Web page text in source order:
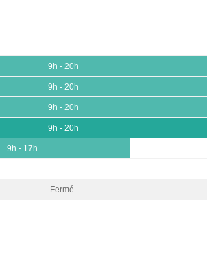
9h - 20h
9h - 20h
9h - 20h
9h - 20h
9h - 17h
Fermé